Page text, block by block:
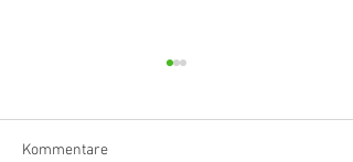
Kommentare